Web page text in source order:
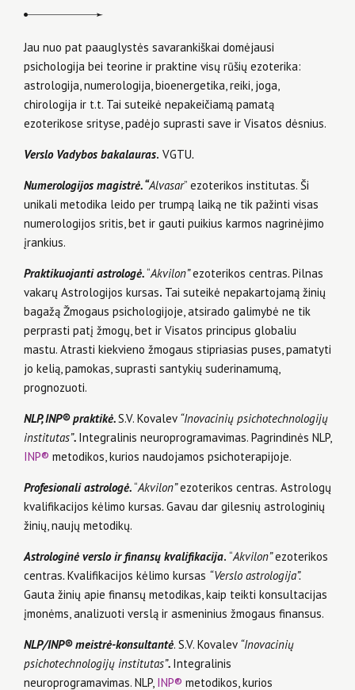
Jau nuo pat paauglystės savarankiškai domėjausi
psichologija bei teorine ir praktine visų rūšių ezoterika:
astrologija, numerologija, bioenergetika, reiki, joga,
chirologija ir t.t. Tai suteikė nepakeičiamą pamatą
ezoterikose srityse, padėjo suprasti save ir Visatos dėsnius.
Verslo Vadybos bakalauras. VGTU.
Numerologijos magistrė. “Alvasar” ezoterikos institutas. Ši
unikali metodika leido per trumpą laiką ne tik pažinti visas
numerologijos sritis, bet ir gauti puikius karmos nagrinėjimo
įrankius.
Praktikuojanti astrologė.“Akvilon”ezoterikos centras.Pilnas
vakarų Astrologijos kursas. Tai suteikė nepakartojamą žinių
bagažą Žmogaus psichologijoje, atsirado galimybė ne tik
perprasti patį žmogų, bet ir Visatos principus globaliu
mastu. Atrasti kiekvieno žmogaus stipriasias puses, pamatyti
jo kelią, pamokas, suprasti santykių suderinamumą,
prognozuoti.
NLP, INP® praktikė.S.V. Kovalev “Inovacinių psichotechnologijų
institutas”. Integralinis neuroprogramavimas. Pagrindinės NLP,
INP® metodikos, kurios naudojamos psichoterapijoje.
Profesionali astrologė.“Akvilon”ezoterikos centras. Astrologų
kvalifikacijos kėlimo kursas.Gavau dar gilesnių astrologinių
žinių, naujų metodikų.
Astrologinė verslo ir finansų kvalifikacija. “Akvilon”ezoterikos
centras.Kvalifikacijos kėlimo kursas “Verslo astrologija”.
Gauta žinių apie finansų metodikas, kaip teikti konsultacijas
įmonėms, analizuoti verslą ir asmeninius žmogaus finansus.
NLP/INP® meistrė-konsultantė. S.V. Kovalev “Inovacinių
psichotechnologijų institutas”. Integralinis
neuroprogramavimas. NLP, INP® metodikos, kurios